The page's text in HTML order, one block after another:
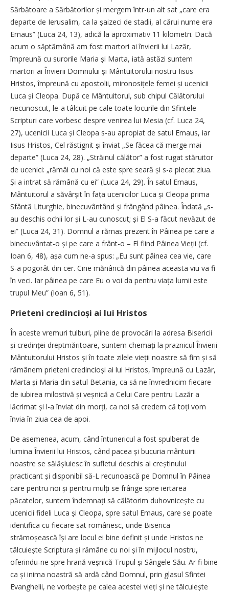
Sărbătoare a Sărbătorilor și mergem într-un alt sat „care era
departe de Ierusalim, ca la șaizeci de stadii, al cărui nume era
Emaus” (Luca 24, 13), adică la aproximativ 11 kilometri. Dacă
acum o săptămână am fost martori ai învierii lui Lazăr,
împreună cu surorile Maria și Marta, iată astăzi suntem
martori ai Învierii Domnului și Mântuitorului nostru Iisus
Hristos, împreună cu apostolii, miro­no­sițele femei și ucenicii
Luca și Cleopa. După ce Mântuitorul, sub chipul Călătorului
necunoscut, le-a tâlcuit pe cale toate locurile din Sfintele
Scripturi care vorbesc despre venirea lui Mesia (cf. Luca 24,
27), ucenicii Luca și Cleopa s-au apropiat de satul Emaus, iar
Iisus Hristos, Cel răstignit și înviat „Se făcea că merge mai
departe” (Luca 24, 28). „Străinul călător” a fost rugat stăruitor
de ucenici: „rămâi cu noi că este spre seară și s-a plecat ziua.
Și a intrat să rămână cu ei” (Luca 24, 29). În satul Emaus,
Mântuitorul a săvârșit în fața ucenicilor Luca și Cleopa prima
Sfântă Liturghie, binecuvântând și frângând pâinea. Îndată „s-
au deschis ochii lor și L-au cunoscut; și El S-a făcut nevăzut de
ei” (Luca 24, 31). Domnul a rămas prezent în Pâinea pe care a
binecuvântat-o și pe care a frânt-o – El fiind Pâinea Vieții (cf.
Ioan 6, 48), așa cum ne-a spus: „Eu sunt pâinea cea vie, care
S-a pogorât din cer. Cine mănâncă din pâinea aceasta viu va fi
în veci. Iar pâinea pe care Eu o voi da pentru viața lumii este
trupul Meu” (Ioan 6, 51).
Prieteni credincioși ai lui Hristos
În aceste vremuri tulburi, pline de provocări la adresa Bisericii
și credinței dreptmăritoare, suntem chemați la praznicul Învierii
Mântuitorului Hristos și în toate zilele vieții noastre să fim și să
rămânem prieteni credincioși ai lui Hristos, împreună cu Lazăr,
Marta și Maria din satul Betania, ca să ne învrednicim fiecare
de iubirea milostivă și veșnică a Celui Care pentru Lazăr a
lăcrimat și l-a înviat din morți, ca noi să credem că toți vom
învia în ziua cea de apoi.
De asemenea, acum, când întunericul a fost spulberat de
lumina Învierii lui Hristos, când pacea și bucuria mântuirii
noastre se sălășluiesc în sufletul deschis al creștinului
practicant și disponibil să-L recunoască pe Domnul în Pâinea
care pentru noi și pentru mulți se frânge spre iertarea
păcatelor, suntem îndemnați să călătorim duhovnicește cu
ucenicii fideli Luca și Cleopa, spre satul Emaus, care se poate
identifica cu fiecare sat românesc, unde Biserica
strămoșească își are locul ei bine definit și unde Hristos ne
tâlcuiește Scriptura și rămâne cu noi și în mijlocul nostru,
oferindu-ne spre hrană veșnică Trupul și Sângele Său. Ar fi bine
ca și inima noastră să ardă când Domnul, prin glasul Sfintei
Evanghelii, ne vorbește pe calea acestei vieți și ne tâlcuiește